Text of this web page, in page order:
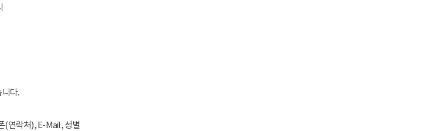
다.
(연락처), E-Mail, 성별